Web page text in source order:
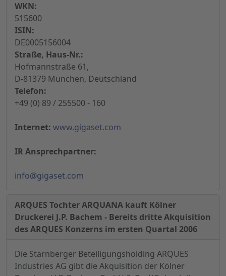
WKN:
515600
ISIN:
DE0005156004
Straße, Haus-Nr.:
Hofmannstraße 61,
D-81379 München, Deutschland
Telefon:
+49 (0) 89 / 255500 - 160
Internet: www.gigaset.com
IR Ansprechpartner:
info@gigaset.com
ARQUES Tochter ARQUANA kauft Kölner
Druckerei J.P. Bachem - Bereits dritte Akquisition
des ARQUES Konzerns im ersten Quartal 2006
Die Starnberger Beteiligungsholding ARQUES
Industries AG gibt die Akquisition der Kölner